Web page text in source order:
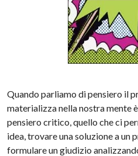
Quando parliamo di pensiero il
materializza nella nostra mente
pensiero critico, quello che ci
idea, trovare una soluzione a
formulare un giudizio